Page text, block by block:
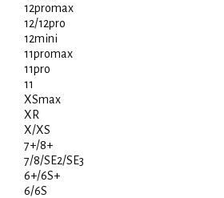
12promax
12/12pro
12mini
11promax
11pro
11
XSmax
XR
X/XS
7+/8+
7/8/SE2/SE3
6+/6S+
6/6S